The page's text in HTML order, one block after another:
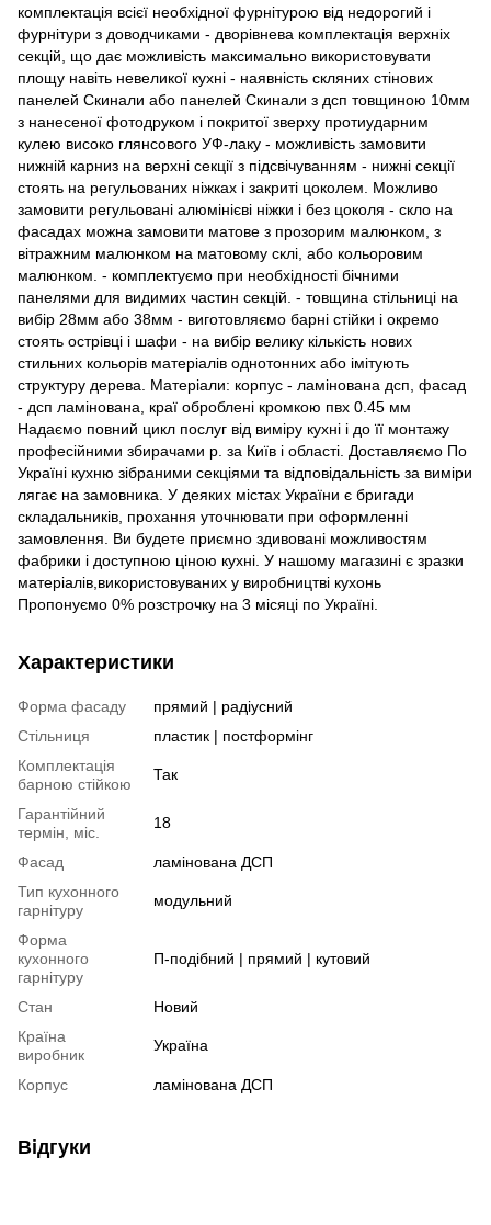
комплектація всієї необхідної фурнітурою від недорогий і
фурнітури з доводчиками - дворівнева комплектація верхніх
секцій, що дає можливість максимально використовувати
площу навіть невеликої кухні - наявність скляних стінових
панелей Скинали або панелей Скинали з дсп товщиною 10мм
з нанесеної фотодруком і покритої зверху протиударним
кулею високо глянсового УФ-лаку - можливість замовити
нижній карниз на верхні секції з підсвічуванням - нижні секції
стоять на регульованих ніжках і закриті цоколем. Можливо
замовити регульовані алюмінієві ніжки і без цоколя - скло на
фасадах можна замовити матове з прозорим малюнком, з
вітражним малюнком на матовому склі, або кольоровим
малюнком. - комплектуємо при необхідності бічними
панелями для видимих частин секцій. - товщина стільниці на
вибір 28мм або 38мм - виготовляємо барні стійки і окремо
стоять острівці і шафи - на вибір велику кількість нових
стильних кольорів матеріалів однотонних або імітують
структуру дерева. Матеріали: корпус - ламінована дсп, фасад
- дсп ламінована, краї оброблені кромкою пвх 0.45 мм
Надаємо повний цикл послуг від виміру кухні і до її монтажу
професійними збирачами р. за Київ і області. Доставляємо По
Україні кухню зібраними секціями та відповідальність за виміри
лягає на замовника. У деяких містах України є бригади
складальників, прохання уточнювати при оформленні
замовлення. Ви будете приємно здивовані можливостям
фабрики і доступною ціною кухні. У нашому магазині є зразки
матеріалів,використовуваних у виробництві кухонь
Пропонуємо 0% розстрочку на 3 місяці по Україні.
Характеристики
Форма фасаду
прямий | радіусний
Стільниця
пластик | постформінг
Комплектація
барною стійкою
Так
Гарантійний
термін, міс.
18
Фасад
ламінована ДСП
Тип кухонного
гарнітуру
модульний
Форма
кухонного
гарнітуру
П-подібний | прямий | кутовий
Стан
Новий
Країна
виробник
Україна
Корпус ламінована ДСП
Відгуки